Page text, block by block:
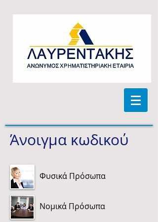
Άνοιγμα κωδικού
Φυσικά Πρόσωπα
Νομικά Πρόσωπα